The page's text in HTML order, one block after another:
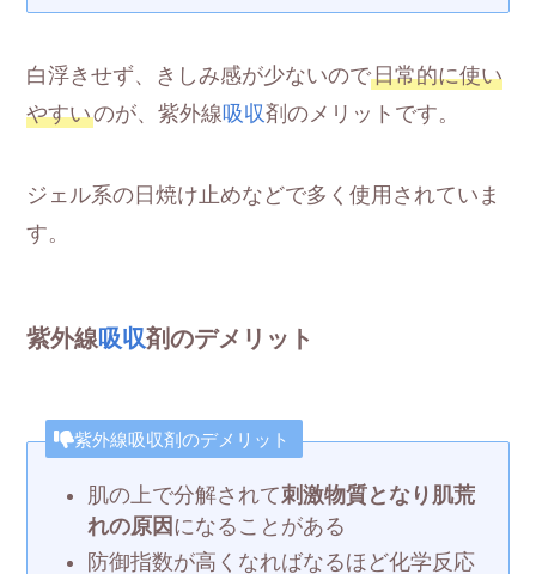
白浮きせず、きしみ感が少ないので日常的に使い
やすいのが、紫外線吸収剤のメリットです。
ジェル系の日焼け止めなどで多く使用されていま
す。
紫外線吸収剤のデメリット
紫外線吸収剤のデメリット
肌の上で分解されて刺激物質となり肌荒
れの原因 になることがある
防御指数が高くなればなるほど化学反応